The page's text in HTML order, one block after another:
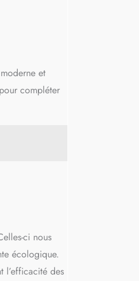
et
compléter
ci nous
écologique.
l’efficacité des